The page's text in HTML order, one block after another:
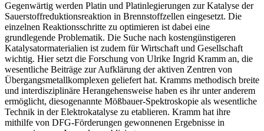
Gegenwärtig werden Platin und Platinlegierungen zur Katalyse der
Sauerstoffreduktionsreaktion in Brennstoffzellen eingesetzt. Die
einzelnen Reaktionsschritte zu optimieren ist dabei eine
grundlegende Problematik. Die Suche nach kostengünstigeren
Katalysatormaterialien ist zudem für Wirtschaft und Gesellschaft
wichtig. Hier setzt die Forschung von Ulrike Ingrid Kramm an, die
wesentliche Beiträge zur Aufklärung der aktiven Zentren von
Übergangsmetallkomplexen geliefert hat. Kramms methodisch breite
und interdisziplinäre Herangehensweise haben es ihr unter anderem
ermöglicht, diesogenannte Mößbauer-Spektroskopie als wesentliche
Technik in der Elektrokatalyse zu etablieren. Kramm hat ihre
mithilfe von DFG-Förderungen gewonnenen Ergebnisse in